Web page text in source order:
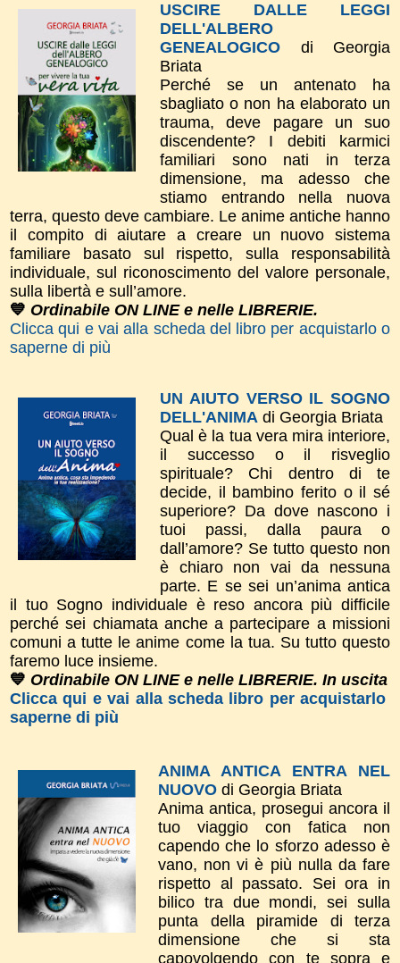
USCIRE DALLE LEGGI
DELL'ALBERO
GENEALOGICO di Georgia
Briata
Perché se un antenato ha
sbagliato o non ha elaborato un
trauma, deve pagare un suo
discendente? I debiti karmici
familiari sono nati in terza
dimensione, ma adesso che
stiamo entrando nella nuova
terra, questo deve cambiare. Le anime antiche hanno
il compito di aiutare a creare un nuovo sistema
familiare basato sul rispetto, sulla responsabilità
individuale, sul riconoscimento del valore personale,
sulla libertà e sull’amore.
💙 Ordinabile ON LINE e nelle LIBRERIE.
Clicca qui e vai alla scheda del libro per acquistarlo o
saperne di più
UN AIUTO VERSO IL SOGNO
DELL'ANIMA di Georgia Briata
Qual è la tua vera mira interiore,
il successo o il risveglio
spirituale? Chi dentro di te
decide, il bambino ferito o il sé
superiore? Da dove nascono i
tuoi passi, dalla paura o
dall’amore? Se tutto questo non
è chiaro non vai da nessuna
parte. E se sei un’anima antica
il tuo Sogno individuale è reso ancora più difficile
perché sei chiamata anche a partecipare a missioni
comuni a tutte le anime come la tua. Su tutto questo
faremo luce insieme.
💙 Ordinabile ON LINE e nelle LIBRERIE. In uscita
Clicca qui e vai alla scheda libro per acquistarlo
saperne di più
ANIMA ANTICA ENTRA NEL
NUOVO di Georgia Briata
Anima antica, prosegui ancora il
tuo viaggio con fatica non
capendo che lo sforzo adesso è
vano, non vi è più nulla da fare
rispetto al passato. Sei ora in
bilico tra due mondi, sei sulla
punta della piramide di terza
dimensione che si sta
capovolgendo con te sopra e